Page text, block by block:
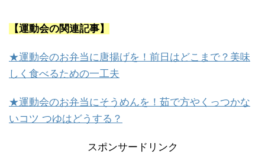
【運動会の関連記事】
★運動会のお弁当に唐揚げを！前日はどこまで？美味
しく食べるための一工夫
★運動会のお弁当にそうめんを！茹で方やくっつかな
いコツ つゆはどうする？
スポンサードリンク